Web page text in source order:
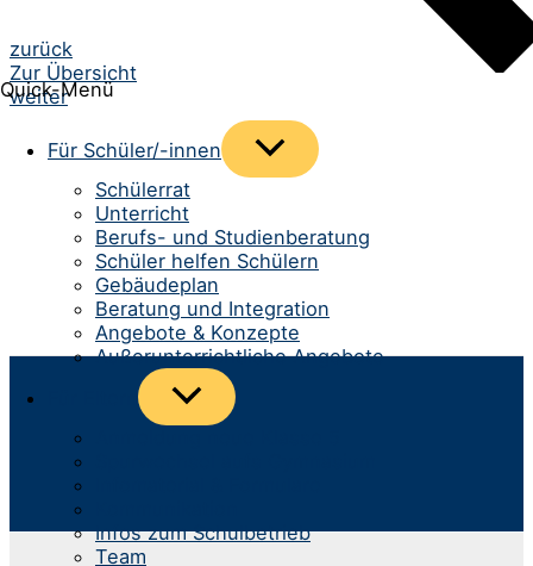
Quick-Menü
Für Schüler/-innen
Menü
umschalten
Schülerrat
Unterricht
Berufs- und Studienberatung
Schüler helfen Schülern
Gebäudeplan
Beratung und Integration
Angebote & Konzepte
Außerunterrichtliche Angebote
Menü
umschalten
Infos zum Schulbetrieb
Team
Beitrags-
Navigation
zurück
Zur Übersicht
weiter